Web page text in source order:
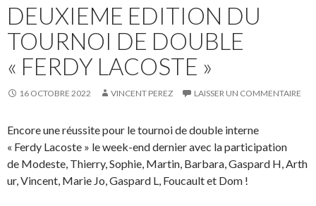
DEUXIEME EDITION DU
TOURNOI DE DOUBLE
« FERDY LACOSTE »
16 OCTOBRE 2022 VINCENT PEREZ LAISSER UN COMMENTAIRE
Encore une réussite pour le tournoi de double interne
« Ferdy Lacoste » le week-end dernier avec la participation
de Modeste, Thierry, Sophie, Martin, Barbara, Gaspard H, Arth
ur, Vincent, Marie Jo, Gaspard L, Foucault et Dom !